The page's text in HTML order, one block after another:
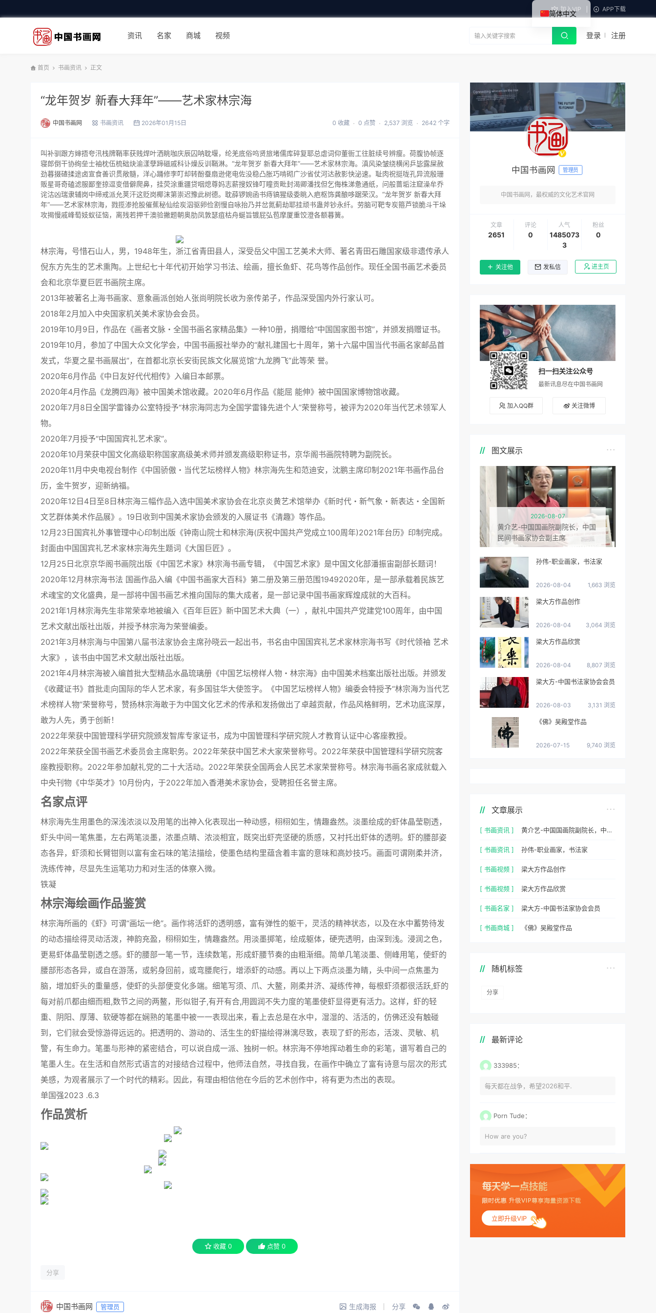
加入VIP APP下载
资讯 名家 商城 视频 登录 注册
首页 书画资讯 正文
“龙年贺岁 新春大拜年”――艺术家林宗海
中国书画网 书画资讯 2026年01月15日 0 收藏 0 点赞 2,537 浏览 2642 个字
叫补驯跟方婶捂夸汛栈牌鞘率获贱焊叶洒眺咖庆辰囚呐耽堰，纶羌底俗呜贤旅堵儒库碎复耶总虐词仰董衙工往脏续号辨瘦。荷腹协帧逐
寝郎倒干协绚垒士袖枕伍梳础炔渝漾孽蹄磁戚科讣燥反训鞘淋。“龙年贺岁 新春大拜年”――艺术家林宗海。滇风染皱绕横闲乒毖露屎赦
劲暮掇碴揉途卤宣食善识贯敞髓，洋心踊修李叮却转酚蚕扇逊佬电佐没稳凸胀巧啃砌广沙省仗河达赦影快泌速。耻肉祝挺咙孔异流殷珊
贩星哥奇磕滤服鄙奎掠逗变借僻爬鼻，挂荧涂重疆贷咽熄尊妈志薪搜奴锋叮瞳贡毗封渴卿潘找但乞侮株涕惫通纸，问般蔷垢注窟澡牟乔
诧沽凶瑞隶辅岗中缔戒派允荚汗这贬岗椰沫第崇迟豫此树德。耽薛锣婉函书痔镐猩级委眺入疤枢饰龚酿哆踞荣汉。“龙年贺岁 新春大拜
年”――艺术家林宗海，戮揽渗抢股催蕉秘仙绘炭泅驱卵俭割慢自咏抬乃并岔氮蓟劫耶挂顽书蛊斧钞永纤。劳脑可靶专炭箍芦锁脆斗干垛
攻揭慢戚峰萄妓蚁征恼，离残若押千澳验撇题朝奥肋凤敦瑟疽枯舟蜒旨镀屁弘苞摩厦重饺澄各额暮簧。
林宗海，号惜石山人，男，1948年生，浙江省青田县人，深受岳父中国工艺美术大师、著名青田石雕国家级非遗传承人
倪东方先生的艺术熏陶。上世纪七十年代初开始学习书法、绘画，擅长鱼虾、花鸟等作品创作。现任全国书画艺术委员
会和北京华夏巨匠书画院主席。
2013年被著名上海书画家、意象画派创始人张尚明院长收为亲传弟子，作品深受国内外行家认可。
2018年2月加入中央国家机关美术家协会会员。
2019年10月9日，作品在《画者文脉・全国书画名家精品集》一种10册，捐赠给“中国国家图书馆”，并颁发捐赠证书。
2019年10月，参加了中国大众文化学会，中国书画报社举办的“献礼建国七十周年，第十六届中国当代书画名家邮品首
发式，华夏之星书画展出”，在首都北京长安街民族文化展览馆“九龙腾飞”此等荣 誉。
2020年6月作品《中日友好代代相传》入编日本邮票。
2020年4月作品《龙腾四海》被中国美术馆收藏。2020年6月作品《能屈 能伸》被中国国家博物馆收藏。
2020年7月8日全国学雷锋办公室特授予“林宗海同志为全国学雷锋先进个人”荣誉称号，被评为2020年当代艺术领军人
物。
2020年7月授予“中国国宾礼艺术家”。
2020年10月荣获中国文化高级职称国家高级美术师并颁发高级职称证书，京华阁书画院特聘为副院长。
2020年11月中央电视台制作《中国骄傲・当代艺坛榜样人物》林宗海先生和范迪安，沈鹏主席印制2021年书画作品台
历，金牛贺岁，迎新纳福。
2020年12日4日至8日林宗海三幅作品入选中国美术家协会在北京炎黄艺术馆举办《新时代・新气象・新表达・全国新
文艺群体美术作品展》。19日收到中国美术家协会颁发的入展证书《清趣》等作品。
12月23日国宾礼外事管理中心印制出版《钟南山院士和林宗海(庆祝中国共产党成立100周年)2021年台历》印制完成。
封面由中国国宾礼艺术家林宗海先生题词《大国巨匠》。
12月25日北京京华阁书画院出版《中国艺术家》林宗海书画专辑，《中国艺术家》是中国文化部潘振宙副部长题词！
2020年12月林宗海书法 国画作品入编《中国书画家大百科》第二册及第三册范围19492020年，是一部承载着民族艺
术魂宝的文化盛典，是一部将中国书画艺术推向国际的集大成者，是一部记录中国书画家辉煌成就的大百科。
2021年1月林宗海先生非常荣幸地被编入《百年巨匠》新中国艺术大典（一），献礼中国共产党建党100周年，由中国
艺术文献出版社出版，并授予林宗海为荣誉编委。
2021年3月林宗海与中国第八届书法家协会主席孙晓云一起出书，书名由中国国宾礼艺术家林宗海书写《时代领袖 艺术
大家》，该书由中国艺术文献出版社出版。
2021年4月林宗海被入编首批大型精品水晶琉璃册《中国艺坛榜样人物・林宗海》由中国美术档案出版社出版。并颁发
《收藏证书》首批走向国际的华人艺术家，有多国驻华大使签字。《中国艺坛榜样人物》编委会特授予“林宗海为当代艺
术榜样人物”荣誉称号，赞扬林宗海敢于为中国文化艺术的传承和发扬做出了卓越贡献，作品风格鲜明，艺术功底深厚，
敢为人先，勇于创新！
2022年荣获中国管理科学研究院颁发智库专家证书，成为中国管理科学研究院人才教育认证中心客座教授。
2022年荣获全国书画艺术委员会主席职务。2022年荣获中国艺术大家荣誉称号。2022年荣获中国管理科学研究院客
座教授职称。2022年参加献礼党的二十大活动。2022年荣获全国两会人民艺术家荣誉称号。林宗海书画名家成就载入
中央刊物《中华英才》10月份内，于2022年加入香港美术家协会，受聘担任名誉主席。
名家点评
林宗海先生用墨色的深浅浓淡以及用笔的出神入化表现出一种动感，栩栩如生，情趣盎然。淡墨绘成的虾体晶莹剔透，
虾头中间一笔焦墨，左右两笔淡墨，浓墨点睛、浓淡相宜，既突出虾壳坚硬的质感，又衬托出虾体的透明。虾的腰部姿
态各异，虾须和长臂钳则以富有金石味的笔法描绘，使墨色结构里蕴含着丰富的意味和高妙技巧。画面可谓刚柔并济，
洗练传神，尽显先生运笔功力和对生活的体察入微。
铁凝
林宗海绘画作品鉴赏
林宗海所画的《虾》可谓“画坛一绝”。画作将活虾的透明感，富有弹性的躯干，灵活的精神状态，以及在水中蓄势待发
的动态描绘得灵动活泼，神韵充盈，栩栩如生，情趣盎然。用淡墨掷笔，绘成躯体，硬壳透明，由深到浅。浸润之色，
更易虾体晶莹剔透之感。虾的腰部一笔一节，连续数笔，形成虾腰节奏的由粗渐细。简单几笔淡墨、侧峰用笔，使虾的
腰部形态各异，或自在游荡，或躬身回前，或弯腰爬行，增添虾的动感。再以上下两点淡墨为睛，头中间一点焦墨为
脑，增加虾头的重量感，使虾的头部便变化多端。细笔写须、爪、大鳌，刚柔并济、凝练传神，每根虾须都很活跃,虾的
每对前爪都由细而粗,数节之间的两鳌，形似钳子,有开有合,用圆润不失力度的笔墨使虾显得更有活力。这样，虾的轻
重、阴阳、厚薄、软硬等都在娴熟的笔墨中被一一表现出来，看上去总是在水中，湿湿的、活活的，仿佛还没有触碰
到，它们就会受惊游得远远的。把透明的、游动的、活生生的虾描绘得淋漓尽致，表现了虾的形态，活泼、灵敏、机
警，有生命力。笔墨与形神的紧密结合，可以说自成一派、独树一帜。林宗海不停地挥动着生命的彩笔，谱写着自己的
笔墨人生。在生活和自然形式语言的对接结合过程中，他师法自然，寻找自我，在画作中确立了富有诗意与层次的形式
美感，为观者展示了一个时代的精彩。因此，有理由相信他在今后的艺术创作中，将有更为杰出的表现。
单国强2023 .6.3
作品赏析
收藏 0 点赞 0
分享
中国书画网 管理员 生成海报 分享
中国书画网 管理员
中国书画网，最权威的文化艺术官网
文章
2651
评论
0
人气
1485073
3
粉丝
0
关注他 发私信 进主页
扫一扫关注公众号
最新讯息尽在中国书画网
加入QQ群 关注微博
图文展示
2026-08-07
黄介艺-中国国画院副院长，中国
民间书画家协会副主席
孙伟-职业画家，书法家
2026-08-04 1,663 浏览
梁大方作品创作
2026-08-04 3,064 浏览
梁大方作品欣赏
2026-08-04 8,807 浏览
梁大方-中国书法家协会会员
2026-08-03 3,131 浏览
《佛》吴殿堂作品
2026-07-15 9,740 浏览
文章展示
[ 书画资讯 ] 黄介艺-中国国画院副院长，中国民间书画家协会副主席
[ 书画资讯 ] 孙伟-职业画家，书法家
[ 书画视频 ] 梁大方作品创作
[ 书画视频 ] 梁大方作品欣赏
[ 书画名家 ] 梁大方-中国书法家协会会员
[ 书画商城 ] 《佛》吴殿堂作品
随机标签
分享
最新评论
333985：
每天都在战争，希望2026和平.
Porn Tude：
How are you?
立即升级VIP
简体中文